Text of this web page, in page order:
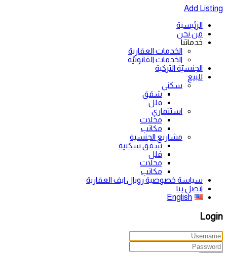
Add Listing
الرئيسية
من نحن
خدماتنا
الخدمات العقارية
الخدمات القانونيّة
الجنسيّة التركية
للبيع
سكني
شقق
فلل
استثماري
محلات
مكاتب
مشاريع الجنسية
شقق سكنية
فلل
محلات
مكاتب
سياسة خصوصية رويال ايف العقارية
اتصل بنا
English
Login